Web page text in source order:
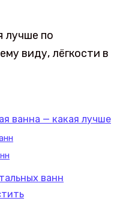
лучше по
виду, лёгкости в
ванна — какая лучше
ванн